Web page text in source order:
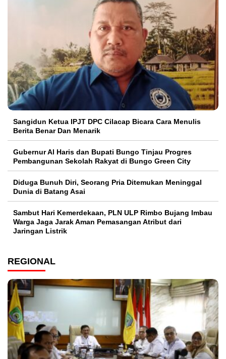
Sangidun Ketua IPJT DPC Cilacap Bicara Cara Menulis
Berita Benar Dan Menarik
​Gubernur Al Haris dan Bupati Bungo Tinjau Progres
Pembangunan Sekolah Rakyat di Bungo Green City
Diduga Bunuh Diri, Seorang Pria Ditemukan Meninggal
Dunia di Batang Asai
Sambut Hari Kemerdekaan, PLN ULP Rimbo Bujang Imbau
Warga Jaga Jarak Aman Pemasangan Atribut dari
Jaringan Listrik​
REGIONAL